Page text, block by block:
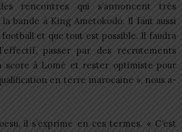
rencontres qui s’annoncent très
bande à King Ametokodo. Il faut aussi
football et que tout est possible. Il faudra
passer par des recrutements
score à Lomé et rester optimiste pour
en terre marocaine », nous a-
il s’exprime en ces termes. « C’est